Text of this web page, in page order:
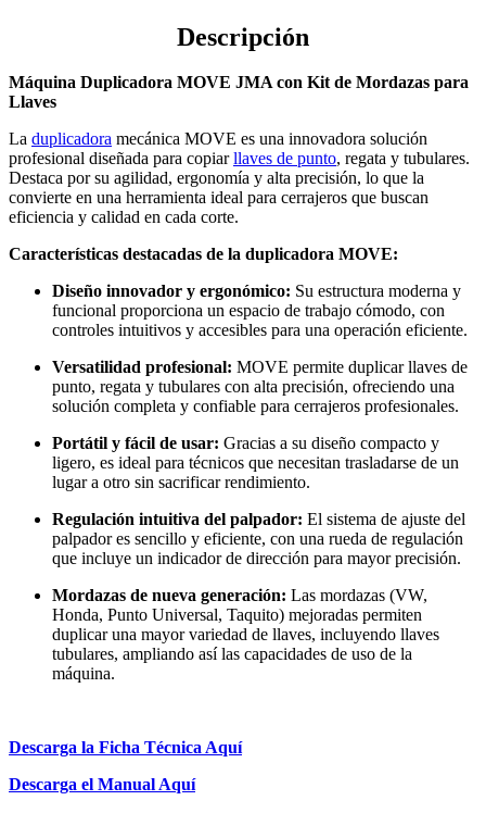
(Sin
Batería)
Descripción
Máquina Duplicadora MOVE JMA con Kit de Mordazas para
Llaves
La duplicadora mecánica MOVE es una innovadora solución
profesional diseñada para copiarllaves de punto, regata y tubulares.
Destaca por su agilidad, ergonomía y alta precisión, lo que la
convierte en una herramienta ideal para cerrajeros que buscan
eficiencia y calidad en cada corte.
Características destacadas de la duplicadora MOVE:
Diseño innovador y ergonómico: Su estructura moderna y
funcional proporciona un espacio de trabajo cómodo, con
controles intuitivos y accesibles para una operación eficiente.
Versatilidad profesional: MOVE permite duplicar llaves de
punto, regata y tubulares con alta precisión, ofreciendo una
solución completa y confiable para cerrajeros profesionales.
Portátil y fácil de usar: Gracias a su diseño compacto y
ligero, es ideal para técnicos que necesitan trasladarse de un
lugar a otro sin sacrificar rendimiento.
Regulación intuitiva del palpador: El sistema de ajuste del
palpador es sencillo y eficiente, con una rueda de regulación
que incluye un indicador de dirección para mayor precisión.
Mordazas de nueva generación: Las mordazas (VW,
Honda, Punto Universal, Taquito) mejoradas permiten
duplicar una mayor variedad de llaves, incluyendo llaves
tubulares, ampliando así las capacidades de uso de la
máquina.
Descarga la Ficha Técnica Aquí
Descarga el Manual Aquí